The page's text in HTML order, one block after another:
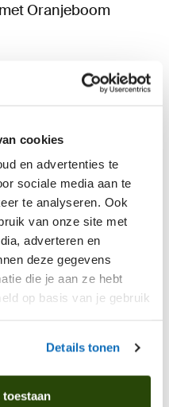
cookies
en advertenties te
sociale media aan te
te analyseren. Ook
van onze site met
adverteren en
deze gegevens
die je aan ze hebt
op basis van je gebruik
Details tonen
Oranjeboom